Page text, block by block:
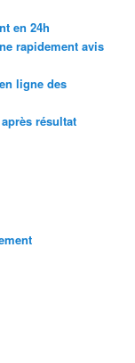
en 24h
rapidement avis
ligne des
résultat